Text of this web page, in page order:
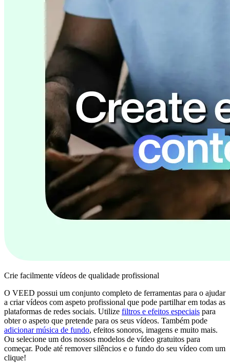
Crie facilmente vídeos de qualidade profissional
O VEED possui um conjunto completo de ferramentas para o ajudar
a criar vídeos com aspeto profissional que pode partilhar em todas as
plataformas de redes sociais. Utilize filtros e efeitos especiais para
obter o aspeto que pretende para os seus vídeos. Também pode
adicionar música de fundo, efeitos sonoros, imagens e muito mais.
Ou selecione um dos nossos modelos de vídeo gratuitos para
começar. Pode até remover silêncios e o fundo do seu vídeo com um
clique!